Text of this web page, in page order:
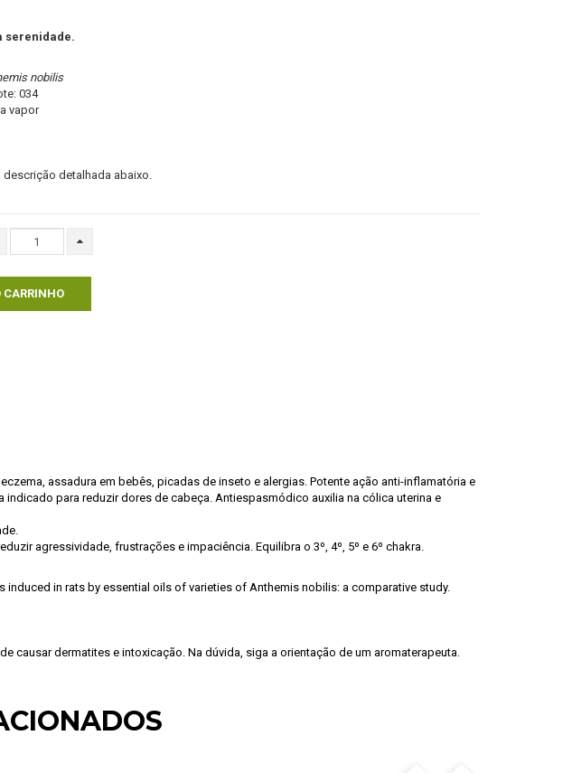
serenidade.
nobilis
034
vapor
detalhada abaixo.
CARRINHO
assadura em bebês, picadas de inseto e alergias. Potente ação anti-inflamatória e
para reduzir dores de cabeça. Antiespasmódico auxilia na cólica uterina e
agressividade, frustrações e impaciência. Equilibra o 3º, 4º, 5º e 6º chakra.
in rats by essential oils of varieties of Anthemis nobilis: a comparative study.
dermatites e intoxicação. Na dúvida, siga a orientação de um aromaterapeuta.